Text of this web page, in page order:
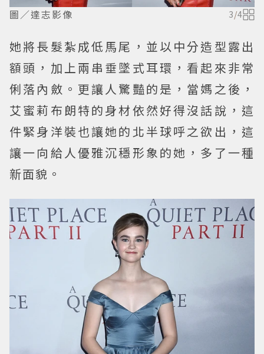
圖／達志影像 3/4
她將長髮紮成低馬尾，並以中分造型露出
額頭，加上兩串垂墜式耳環，看起來非常
俐落內斂。更讓人驚豔的是，當媽之後，
艾蜜莉布朗特的身材依然好得沒話說，這
件緊身洋裝也讓她的北半球呼之欲出，這
讓一向給人優雅沉穩形象的她，多了一種
新面貌。